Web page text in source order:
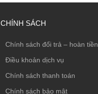
CHÍNH SÁCH
Chính sách đổi trả – hoàn tiền
Điều khoản dịch vụ
Chính sách thanh toán
Chính sách bảo mật